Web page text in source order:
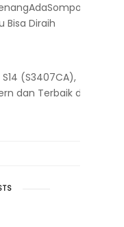
Bisa Diraih
(S3407CA),
dan Terbaik di